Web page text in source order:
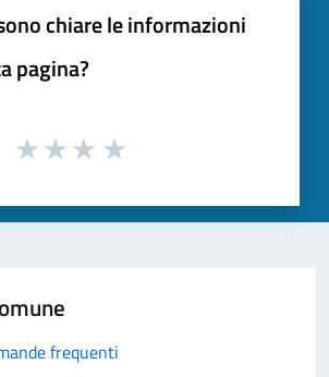
chiare le informazioni
pagina?
frequenti